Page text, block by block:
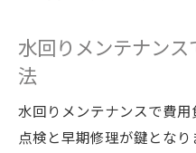
水回りメンテナン
法
水回りメンテナンスで費
点検と早期修理が鍵とな